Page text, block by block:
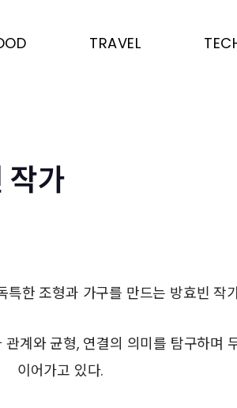
TRAVEL
작가
특한 조형과 가구를 만드는 방효빈 작
계와 균형, 연결의 의미를 탐구하며
이어가고 있다.